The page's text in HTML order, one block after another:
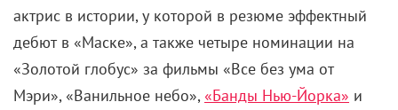
актрис в истории, у которой в резюме эффектный
дебют в «Маске», а также четыре номинации на
«Золотой глобус» за фильмы «Все без ума от
Мэри», «Ванильное небо»,«Банды Нью-Йорка» и